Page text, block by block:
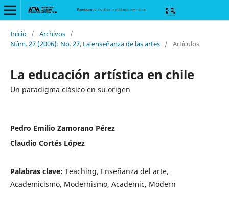
Inicio / Archivos /
Núm. 27 (2006): No. 27, La enseñanza de las artes / Artículos
La educación artística en chile
Un paradigma clásico en su origen
Pedro Emilio Zamorano Pérez
Claudio Cortés López
Palabras clave: Teaching, Enseñanza del arte,
Academicismo, Modernismo, Academic, Modern